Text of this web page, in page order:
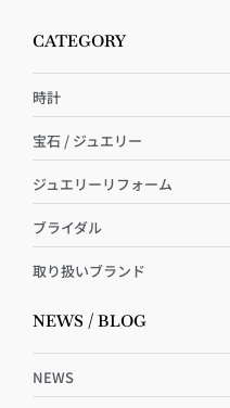
CATEGORY
時計
宝石 / ジュエリー
ジュエリーリフォーム
ブライダル
取り扱いブランド
NEWS / BLOG
NEWS